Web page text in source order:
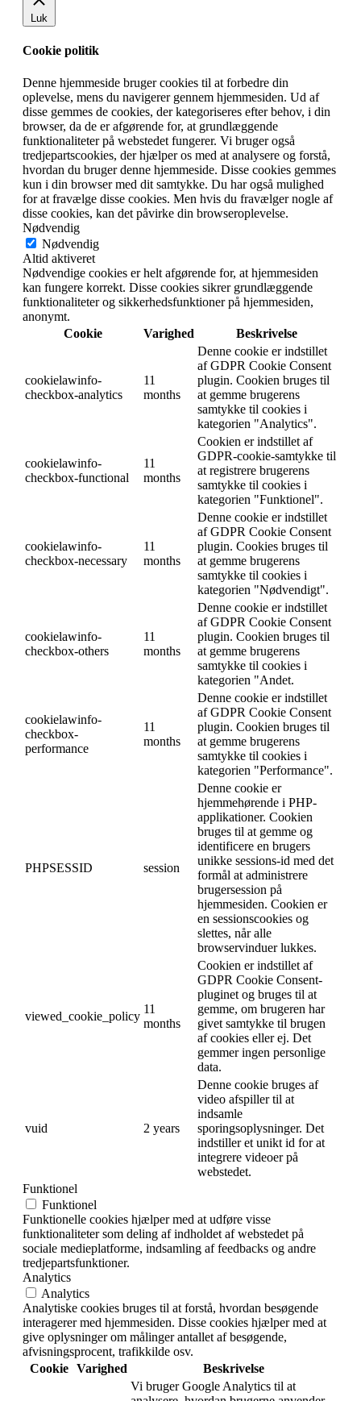
Luk
Cookie politik
Denne hjemmeside bruger cookies til at forbedre din
oplevelse, mens du navigerer gennem hjemmesiden. Ud af
disse gemmes de cookies, der kategoriseres efter behov, i din
browser, da de er afgørende for, at grundlæggende
funktionaliteter på webstedet fungerer. Vi bruger også
tredjepartscookies, der hjælper os med at analysere og forstå,
hvordan du bruger denne hjemmeside. Disse cookies gemmes
kun i din browser med dit samtykke. Du har også mulighed
for at fravælge disse cookies. Men hvis du fravælger nogle af
disse cookies, kan det påvirke din browseroplevelse.
Nødvendig
Nødvendig
Altid aktiveret
Nødvendige cookies er helt afgørende for, at hjemmesiden
kan fungere korrekt. Disse cookies sikrer grundlæggende
funktionaliteter og sikkerhedsfunktioner på hjemmesiden,
anonymt.
Cookie
Varighed Beskrivelse
cookielawinfo-
checkbox-analytics
11
months
Denne cookie er indstillet
af GDPR Cookie Consent
plugin. Cookien bruges til
at gemme brugerens
samtykke til cookies i
kategorien "Analytics".
cookielawinfo-
checkbox-functional
11
months
Cookien er indstillet af
GDPR-cookie-samtykke til
at registrere brugerens
samtykke til cookies i
kategorien "Funktionel".
cookielawinfo-
checkbox-necessary
11
months
Denne cookie er indstillet
af GDPR Cookie Consent
plugin. Cookies bruges til
at gemme brugerens
samtykke til cookies i
kategorien "Nødvendigt".
cookielawinfo-
checkbox-others
11
months
Denne cookie er indstillet
af GDPR Cookie Consent
plugin. Cookien bruges til
at gemme brugerens
samtykke til cookies i
kategorien "Andet.
cookielawinfo-
checkbox-
performance
11
months
Denne cookie er indstillet
af GDPR Cookie Consent
plugin. Cookien bruges til
at gemme brugerens
samtykke til cookies i
kategorien "Performance".
PHPSESSID session
Denne cookie er
hjemmehørende i PHP-
applikationer. Cookien
bruges til at gemme og
identificere en brugers
unikke sessions-id med det
formål at administrere
brugersession på
hjemmesiden. Cookien er
en sessionscookies og
slettes, når alle
browservinduer lukkes.
viewed_cookie_policy
11
months
Cookien er indstillet af
GDPR Cookie Consent-
pluginet og bruges til at
gemme, om brugeren har
givet samtykke til brugen
af cookies eller ej. Det
gemmer ingen personlige
data.
vuid 2 years
Denne cookie bruges af
video afspiller til at
indsamle
sporingsoplysninger. Det
indstiller et unikt id for at
integrere videoer på
webstedet.
Funktionel
Funktionel
Funktionelle cookies hjælper med at udføre visse
funktionaliteter som deling af indholdet af webstedet på
sociale medieplatforme, indsamling af feedbacks og andre
tredjepartsfunktioner.
Analytics
Analytics
Analytiske cookies bruges til at forstå, hvordan besøgende
interagerer med hjemmesiden. Disse cookies hjælper med at
give oplysninger om målinger antallet af besøgende,
afvisningsprocent, trafikkilde osv.
Cookie Varighed
Beskrivelse
Vi bruger Google Analytics til at